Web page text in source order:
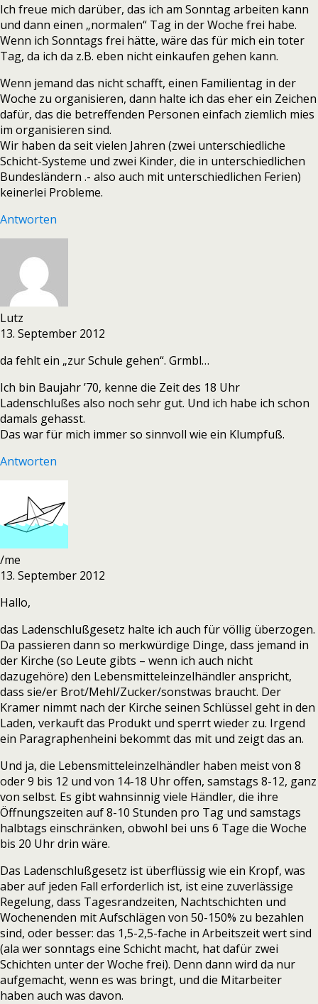
Ich freue mich darüber, das ich am Sonntag arbeiten kann
und dann einen „normalen“ Tag in der Woche frei habe.
Wenn ich Sonntags frei hätte, wäre das für mich ein toter
Tag, da ich da z.B. eben nicht einkaufen gehen kann.
Wenn jemand das nicht schafft, einen Familientag in der
Woche zu organisieren, dann halte ich das eher ein Zeichen
dafür, das die betreffenden Personen einfach ziemlich mies
im organisieren sind.
Wir haben da seit vielen Jahren (zwei unterschiedliche
Schicht-Systeme und zwei Kinder, die in unterschiedlichen
Bundesländern .- also auch mit unterschiedlichen Ferien)
keinerlei Probleme.
Antworten
Lutz
13. September 2012
da fehlt ein „zur Schule gehen“. Grmbl…
Ich bin Baujahr ’70, kenne die Zeit des 18 Uhr
Ladenschlußes also noch sehr gut. Und ich habe ich schon
damals gehasst.
Das war für mich immer so sinnvoll wie ein Klumpfuß.
Antworten
/me
13. September 2012
Hallo,
das Ladenschlußgesetz halte ich auch für völlig überzogen.
Da passieren dann so merkwürdige Dinge, dass jemand in
der Kirche (so Leute gibts – wenn ich auch nicht
dazugehöre) den Lebensmitteleinzelhändler anspricht,
dass sie/er Brot/Mehl/Zucker/sonstwas braucht. Der
Kramer nimmt nach der Kirche seinen Schlüssel geht in den
Laden, verkauft das Produkt und sperrt wieder zu. Irgend
ein Paragraphenheini bekommt das mit und zeigt das an.
Und ja, die Lebensmitteleinzelhändler haben meist von 8
oder 9 bis 12 und von 14-18 Uhr offen, samstags 8-12, ganz
von selbst. Es gibt wahnsinnig viele Händler, die ihre
Öffnungszeiten auf 8-10 Stunden pro Tag und samstags
halbtags einschränken, obwohl bei uns 6 Tage die Woche
bis 20 Uhr drin wäre.
Das Ladenschlußgesetz ist überflüssig wie ein Kropf, was
aber auf jeden Fall erforderlich ist, ist eine zuverlässige
Regelung, dass Tagesrandzeiten, Nachtschichten und
Wochenenden mit Aufschlägen von 50-150% zu bezahlen
sind, oder besser: das 1,5-2,5-fache in Arbeitszeit wert sind
(ala wer sonntags eine Schicht macht, hat dafür zwei
Schichten unter der Woche frei). Denn dann wird da nur
aufgemacht, wenn es was bringt, und die Mitarbeiter
haben auch was davon.